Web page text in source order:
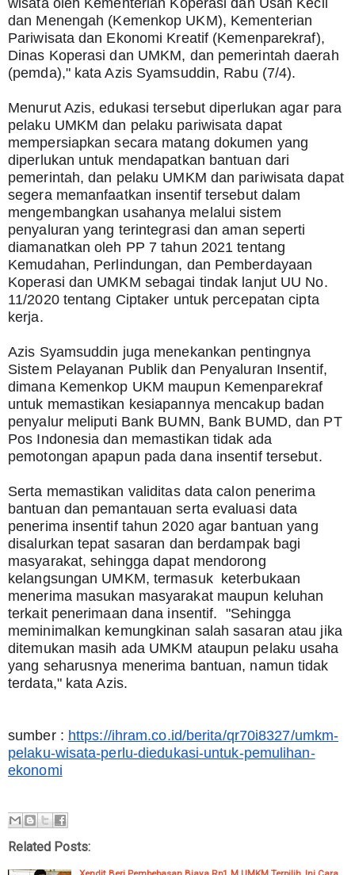
dan Menengah (Kemenkop UKM), Kementerian
Pariwisata dan Ekonomi Kreatif (Kemenparekraf),
Dinas Koperasi dan UMKM, dan pemerintah daerah
(pemda)," kata Azis Syamsuddin, Rabu (7/4).
Menurut Azis, edukasi tersebut diperlukan agar para
pelaku UMKM dan pelaku pariwisata dapat
mempersiapkan secara matang dokumen yang
diperlukan untuk mendapatkan bantuan dari
pemerintah, dan pelaku UMKM dan pariwisata dapat
segera memanfaatkan insentif tersebut dalam
mengembangkan usahanya melalui sistem
penyaluran yang terintegrasi dan aman seperti
diamanatkan oleh PP 7 tahun 2021 tentang
Kemudahan, Perlindungan, dan Pemberdayaan
Koperasi dan UMKM sebagai tindak lanjut UU No.
11/2020 tentang Ciptaker untuk percepatan cipta
kerja.
Azis Syamsuddin juga menekankan pentingnya
Sistem Pelayanan Publik dan Penyaluran Insentif,
dimana Kemenkop UKM maupun Kemenparekraf
untuk memastikan kesiapannya mencakup badan
penyalur meliputi Bank BUMN, Bank BUMD, dan PT
Pos Indonesia dan memastikan tidak ada
pemotongan apapun pada dana insentif tersebut.
Serta memastikan validitas data calon penerima
bantuan dan pemantauan serta evaluasi data
penerima insentif tahun 2020 agar bantuan yang
disalurkan tepat sasaran dan berdampak bagi
masyarakat, sehingga dapat mendorong
kelangsungan UMKM, termasuk  keterbukaan
menerima masukan masyarakat maupun keluhan
terkait penerimaan dana insentif.  "Sehingga
meminimalkan kemungkinan salah sasaran atau jika
ditemukan masih ada UMKM ataupun pelaku usaha
yang seharusnya menerima bantuan, namun tidak
terdata," kata Azis.
sumber : https://ihram.co.id/berita/qr70i8327/umkm-
pelaku-wisata-perlu-diedukasi-untuk-pemulihan-
ekonomi
Related Posts: